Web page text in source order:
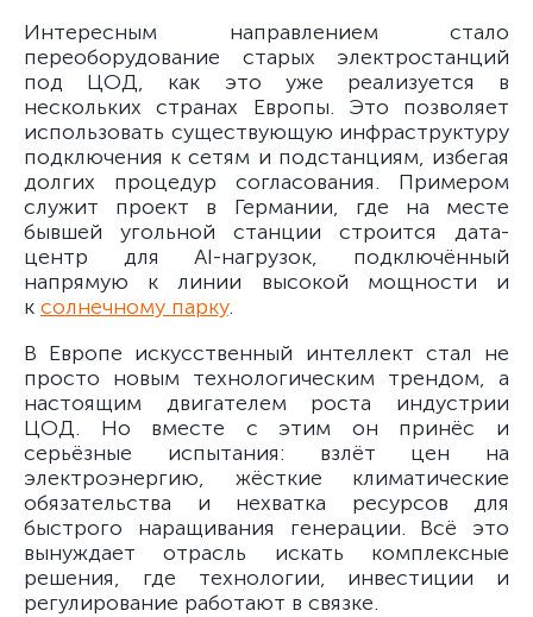
Интересным направлением стало
переоборудование старых электростанций
под ЦОД, как это уже реализуется в
нескольких странах Европы. Это позволяет
использовать существующую инфраструктуру
подключения к сетям и подстанциям, избегая
долгих процедур согласования. Примером
служит проект в Германии, где на месте
бывшей угольной станции строится дата-
центр для AI-нагрузок, подключённый
напрямую к линии высокой мощности и
к солнечному парку.
В Европе искусственный интеллект стал не
просто новым технологическим трендом, а
настоящим двигателем роста индустрии
ЦОД. Но вместе с этим он принёс и
серьёзные испытания: взлёт цен на
электроэнергию, жёсткие климатические
обязательства и нехватка ресурсов для
быстрого наращивания генерации. Всё это
вынуждает отрасль искать комплексные
решения, где технологии, инвестиции и
регулирование работают в связке.